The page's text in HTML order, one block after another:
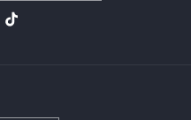
TikTok